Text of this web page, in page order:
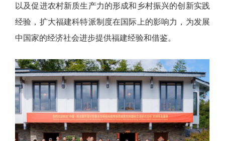
以及促进农村新质生产力的形成和乡村振兴的创新实践
经验，扩大福建科特派制度在国际上的影响力，为发展
中国家的经济社会进步提供福建经验和借鉴。